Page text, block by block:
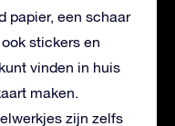
papier, een schaar
stickers en
vinden in huis
maken.
zijn zelfs